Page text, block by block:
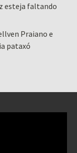
esteja faltando
Praiano e
pataxó